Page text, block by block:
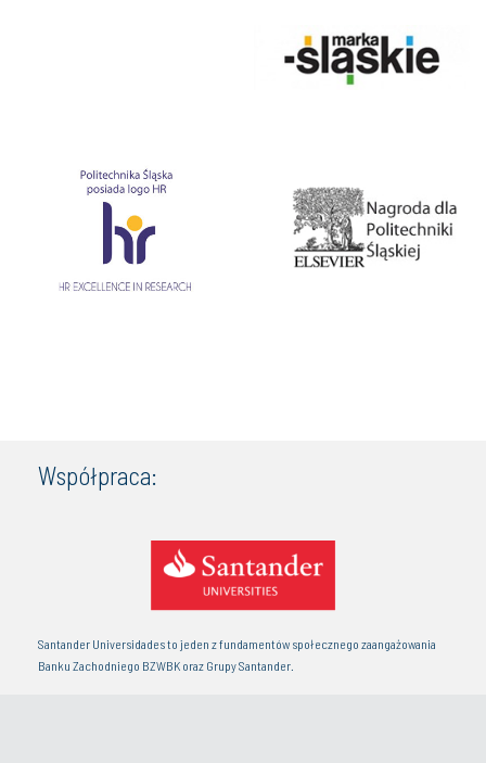
Współpraca:
Santander Universidades to jeden z fundamentów społecznego zaangażowania
Banku Zachodniego BZWBK oraz Grupy Santander.